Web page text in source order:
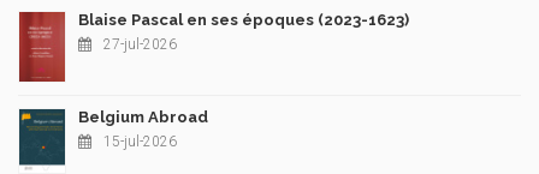
Blaise Pascal en ses époques (2023-1623)
27-jul-2026
Belgium Abroad
15-jul-2026